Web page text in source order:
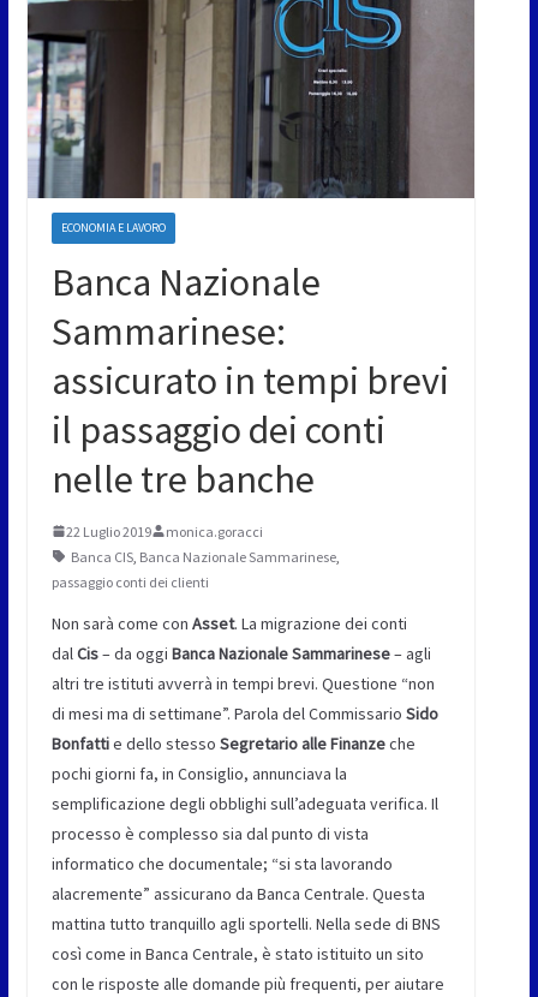
ECONOMIA E LAVORO
Banca Nazionale
Sammarinese:
assicurato in tempi brevi
il passaggio dei conti
nelle tre banche
22 Luglio 2019
monica.goracci
Banca CIS, Banca Nazionale Sammarinese,
passaggio conti dei clienti
Non sarà come con Asset. La migrazione dei conti
dalCis– da oggi Banca Nazionale Sammarinese– agli
altri tre istituti avverrà in tempi brevi. Questione “non
di mesi ma di settimane”. Parola del Commissario Sido
Bonfattie dello stesso Segretario alle Finanzeche
pochi giorni fa, in Consiglio, annunciava la
semplificazione degli obblighi sull’adeguata verifica. Il
processo è complesso sia dal punto di vista
informatico che documentale; “si sta lavorando
alacremente” assicurano da Banca Centrale. Questa
mattina tutto tranquillo agli sportelli. Nella sede di BNS
così come in Banca Centrale, è stato istituito un sito
con le risposte alle domande più frequenti, per aiutare